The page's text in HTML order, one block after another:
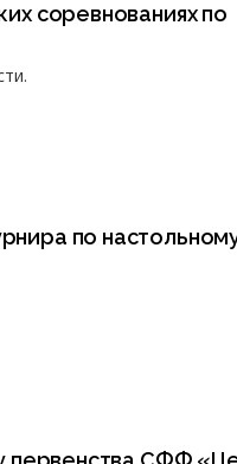
соревнованиях по
по